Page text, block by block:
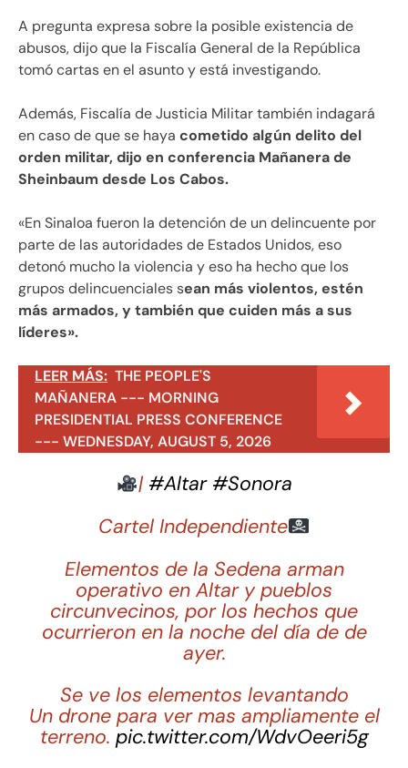
A pregunta expresa sobre la posible existencia de
abusos, dijo que la Fiscalía General de la República
tomó cartas en el asunto y está investigando.
Además, Fiscalía de Justicia Militar también indagará
en caso de que se haya cometido algún delito del
orden militar, dijo en conferencia Mañanera de
Sheinbaum desde Los Cabos.
«En Sinaloa fueron la detención de un delincuente por
parte de las autoridades de Estados Unidos, eso
detonó mucho la violencia y eso ha hecho que los
grupos delincuenciales sean más violentos, estén
más armados, y también que cuiden más a sus
líderes».
LEER MÁS: THE PEOPLE'S
MAÑANERA --- MORNING
PRESIDENTIAL PRESS CONFERENCE
--- WEDNESDAY, AUGUST 5, 2026
| #Altar #Sonora
Cartel Independiente
Elementos de la Sedena arman
operativo en Altar y pueblos
circunvecinos, por los hechos que
ocurrieron en la noche del día de de
ayer.
Se ve los elementos levantando
Un drone para ver mas ampliamente el
terreno. pic.twitter.com/WdvOeeri5g